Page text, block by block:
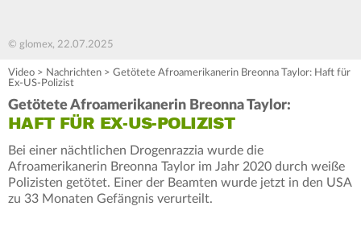
© glomex, 22.07.2025
Video > Nachrichten > Getötete Afroamerikanerin Breonna Taylor: Haft für
Ex-US-Polizist
Getötete Afroamerikanerin Breonna Taylor:
HAFT FÜR EX-US-POLIZIST
Bei einer nächtlichen Drogenrazzia wurde die
Afroamerikanerin Breonna Taylor im Jahr 2020 durch weiße
Polizisten getötet. Einer der Beamten wurde jetzt in den USA
zu 33 Monaten Gefängnis verurteilt.